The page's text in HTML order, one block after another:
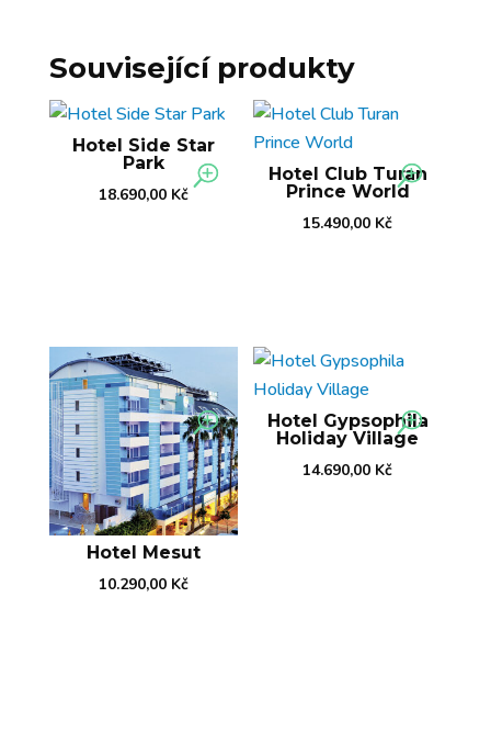
Související produkty
Hotel Side Star
Park
18.690,00 Kč
Hotel Club Turan
Prince World
15.490,00 Kč
Hotel Mesut
10.290,00 Kč
Hotel Gypsophila
Holiday Village
14.690,00 Kč